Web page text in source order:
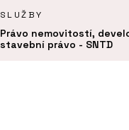
SLUŽBY
Právo nemovitostí,
stavební právo - SNTD